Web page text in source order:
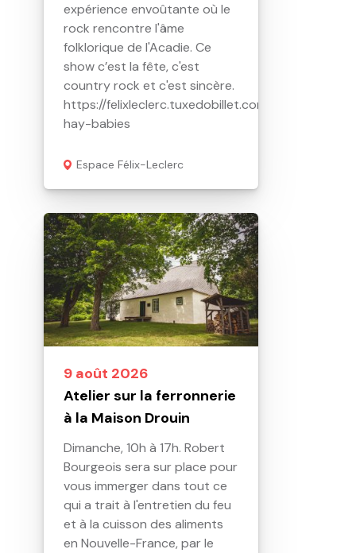
expérience envoûtante où le
rock rencontre l'âme
folklorique de l'Acadie. Ce
show c’est la fête, c'est
country rock et c'est sincère.
https://felixleclerc.tuxedobillet.com/Web/les-
hay-babies
Espace Félix-Leclerc
9 août 2026
Atelier sur la ferronnerie
à la Maison Drouin
Dimanche, 10h à 17h. Robert
Bourgeois sera sur place pour
vous immerger dans tout ce
qui a trait à l'entretien du feu
et à la cuisson des aliments
en Nouvelle-France, par le